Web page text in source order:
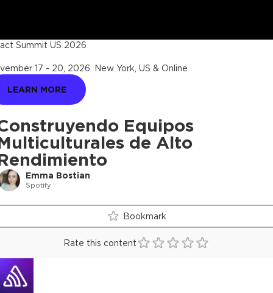
Equipos
de Alto
Emma Bostian
Spotify
Summit US 2026
17 - 20, 2026 New York, US & Online
LEARN MORE
Bookmark
Rate this content